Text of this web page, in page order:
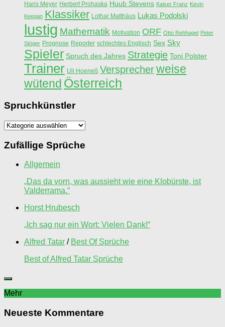
Hans Meyer Herbert Prohaska Huub Stevens Kaiser Franz Kevin
Keegan Klassiker Lothar Matthäus Lukas Podolski
lustig Mathematik Motivation ORF Otto Rehhagel
Peter
Stöger Prognose Reporter schlechtes Englisch Sex Sky
Spieler Spruch des Jahres Strategie Toni Polster
Trainer Uli Hoeneß Versprecherweise
wütend Österreich
Spruchkünstler
Spruchkünstler
Zufällige Sprüche
Allgemein
„Das da vorn, was aussieht wie eine Klobürste, ist
Valderrama.“
Horst Hrubesch
„Ich sag nur ein Wort: Vielen Dank!“
Alfred Tatar / Best Of Sprüche
Best of Alfred Tatar Sprüche
Mehr
Neueste Kommentare